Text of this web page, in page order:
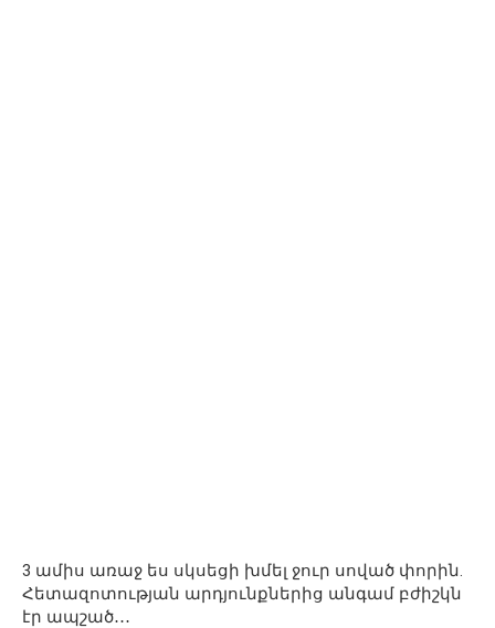
3 ամիս առաջ ես սկսեցի խմել ջուր սոված փորին.
Հետազոտության արդյունքներից անգամ բժիշկն
էր ապշած․․․